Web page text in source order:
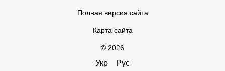
Полная версия сайта
Карта сайта
© 2026
Укр Рус